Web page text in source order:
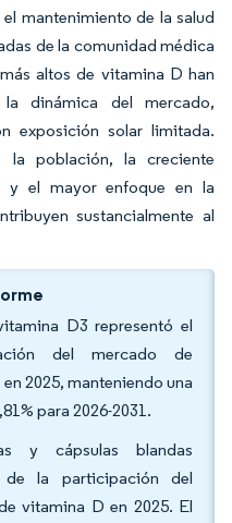
mantenimiento de la salud
de la comunidad médica
altos de vitamina D han
dinámica del mercado,
exposición solar limitada.
la población, la creciente
y el mayor enfoque en la
sustancialmente al
D3 representó el
del mercado de
2025, manteniendo una
para 2026-2031.
y cápsulas blandas
de la participación del
vitamina D en 2025. El